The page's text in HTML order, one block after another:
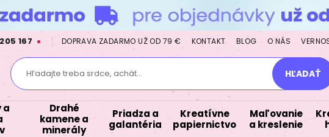
167 DOPRAVA ZADARMO UŽ OD 79 € KONTAKT BLOG O NÁS
Hľadajte treba srdce, achát... HĽADAŤ
a
Drahé
kamene a
minerály
Priadza a
galantéria
Kreatívne
papiernictvo
Maľovanie
a kreslenie